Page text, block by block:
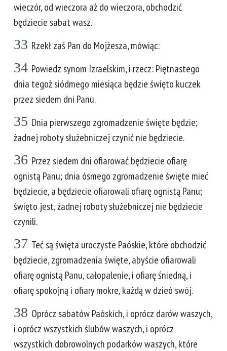
wieczór, od wieczora aż do wieczora, obchodzić
będziecie sabat wasz.
33 Rzekł zaś Pan do Mojżesza, mówiąc:
34 Powiedz synom Izraelskim, i rzecz: Piętnastego
dnia tegoż siódmego miesiąca będzie święto kuczek
przez siedem dni Panu.
35 Dnia pierwszego zgromadzenie święte będzie;
żadnej roboty służebniczej czynić nie będziecie.
36 Przez siedem dni ofiarować będziecie ofiarę
ognistą Panu; dnia ósmego zgromadzenie święte mieć
będziecie, a będziecie ofiarowali ofiarę ognistą Panu;
święto jest, żadnej roboty służebniczej nie będziecie
czynili.
37 Teć są święta uroczyste Paóskie, które obchodzić
będziecie, zgromadzenia święte, abyście ofiarowali
ofiarę ognistą Panu, całopalenie, i ofiarę śniedną, i
ofiarę spokojną i ofiary mokre, każdą w dzieó swój.
38 Oprócz sabatów Paóskich, i oprócz darów waszych,
i oprócz wszystkich ślubów waszych, i oprócz
wszystkich dobrowolnych podarków waszych, które